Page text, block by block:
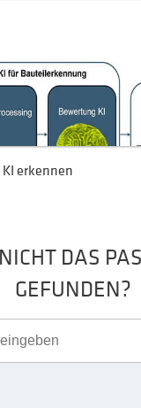
erkennen
DAS
GEFUNDEN?